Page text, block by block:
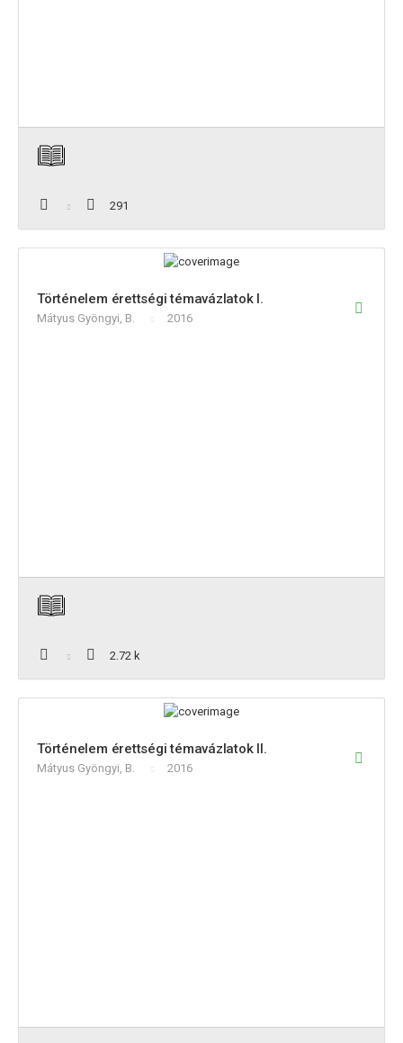
291
Történelem érettségi témavázlatok I.
Mátyus Gyöngyi, B. 2016
2.72 k
Történelem érettségi témavázlatok II.
Mátyus Gyöngyi, B. 2016